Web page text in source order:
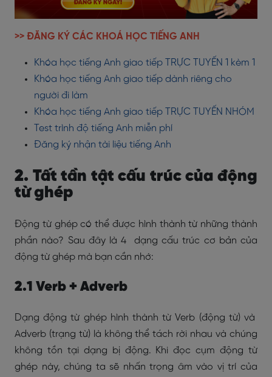
>> ĐĂNG KÝ CÁC KHOÁ HỌC TIẾNG ANH
Khóa học tiếng Anh giao tiếp TRỰC TUYẾN 1 kèm 1
Khóa học tiếng Anh giao tiếp dành riêng cho
người đi làm
Khóa học tiếng Anh giao tiếp TRỰC TUYẾN NHÓM
Test trình độ tiếng Anh miễn phí
Đăng ký nhận tài liệu tiếng Anh
2. Tất tần tật cấu trúc của động
từ ghép
Động từ ghép có thể được hình thành từ những thành
phần nào? Sau đây là 4 dạng cấu trúc cơ bản của
động từ ghép mà bạn cần nhớ:
2.1 Verb + Adverb
Dạng động từ ghép hình thành từ Verb (động từ) và
Adverb (trạng từ) là không thể tách rời nhau và chúng
không tồn tại dạng bị động. Khi đọc cụm động từ
ghép này, chúng ta sẽ nhấn trọng âm vào vị trí của